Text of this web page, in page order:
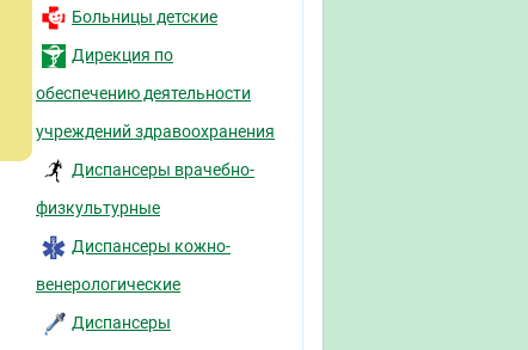
Больницы детские
Дирекция по
обеспечению деятельности
учреждений здравоохранения
Диспансеры врачебно-
физкультурные
Диспансеры кожно-
венерологические
Диспансеры